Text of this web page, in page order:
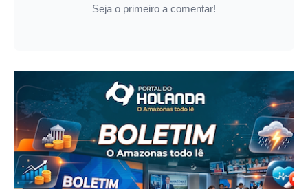
Seja o primeiro a comentar!